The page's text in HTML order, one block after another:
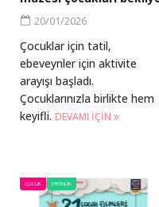
20/01/2026
Çocuklar için tatil,
ebeveynler için aktivite
arayışı başladı.
Çocuklarınızla birlikte hem
keyifli. DEVAMI IÇIN
ÇOCUK ETKINLIK